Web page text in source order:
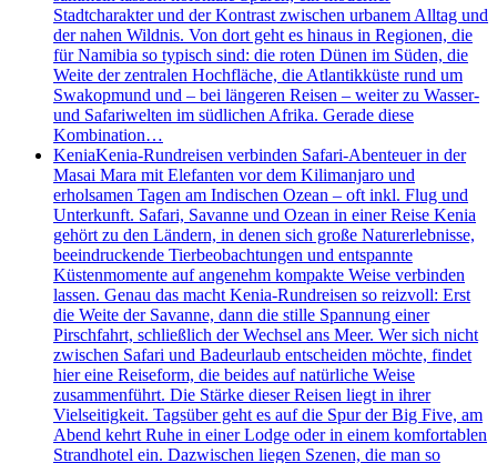
Stadtcharakter und der Kontrast zwischen urbanem Alltag und
der nahen Wildnis. Von dort geht es hinaus in Regionen, die
für Namibia so typisch sind: die roten Dünen im Süden, die
Weite der zentralen Hochfläche, die Atlantikküste rund um
Swakopmund und – bei längeren Reisen – weiter zu Wasser-
und Safariwelten im südlichen Afrika. Gerade diese
Kombination…
KeniaKenia-Rundreisen verbinden Safari-Abenteuer in der
Masai Mara mit Elefanten vor dem Kilimanjaro und
erholsamen Tagen am Indischen Ozean – oft inkl. Flug und
Unterkunft. Safari, Savanne und Ozean in einer Reise Kenia
gehört zu den Ländern, in denen sich große Naturerlebnisse,
beeindruckende Tierbeobachtungen und entspannte
Küstenmomente auf angenehm kompakte Weise verbinden
lassen. Genau das macht Kenia-Rundreisen so reizvoll: Erst
die Weite der Savanne, dann die stille Spannung einer
Pirschfahrt, schließlich der Wechsel ans Meer. Wer sich nicht
zwischen Safari und Badeurlaub entscheiden möchte, findet
hier eine Reiseform, die beides auf natürliche Weise
zusammenführt. Die Stärke dieser Reisen liegt in ihrer
Vielseitigkeit. Tagsüber geht es auf die Spur der Big Five, am
Abend kehrt Ruhe in einer Lodge oder in einem komfortablen
Strandhotel ein. Dazwischen liegen Szenen, die man so